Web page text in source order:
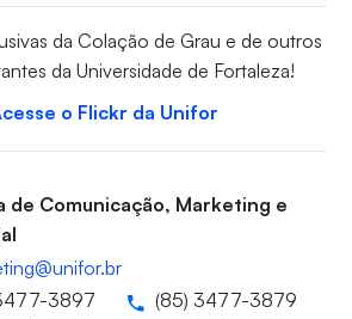
da Colação de Grau e de outros
da Universidade de Fortaleza!
o Flickr da Unifor
de Comunicação, Marketing e
3897
(85) 3477-3879